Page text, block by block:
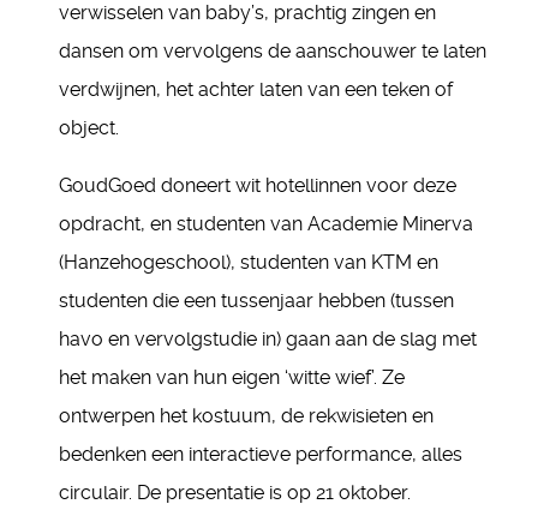
verwisselen van baby’s, prachtig zingen en
dansen om vervolgens de aanschouwer te laten
verdwijnen, het achter laten van een teken of
object.
GoudGoed doneert wit hotellinnen voor deze
opdracht, en studenten van Academie Minerva
(Hanzehogeschool), studenten van KTM en
studenten die een tussenjaar hebben (tussen
havo en vervolgstudie in) gaan aan de slag met
het maken van hun eigen ‘witte wief’. Ze
ontwerpen het kostuum, de rekwisieten en
bedenken een interactieve performance, alles
circulair. De presentatie is op 21 oktober.